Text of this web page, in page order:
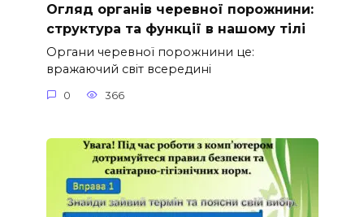
Огляд органів черевної порожнини:
структура та функції в нашому тілі
Органи черевної порожнини це:
вражаючий світ всередині
0 366